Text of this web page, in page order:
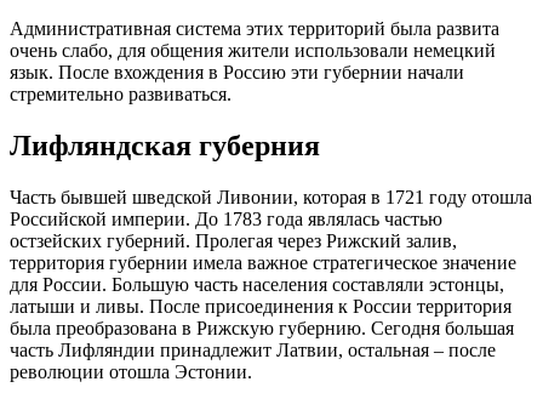
Административная система этих территорий была развита
очень слабо, для общения жители использовали немецкий
язык. После вхождения в Россию эти губернии начали
стремительно развиваться.
Лифляндская губерния
Часть бывшей шведской Ливонии, которая в 1721 году отошла
Российской империи. До 1783 года являлась частью
остзейских губерний. Пролегая через Рижский залив,
территория губернии имела важное стратегическое значение
для России. Большую часть населения составляли эстонцы,
латыши и ливы. После присоединения к России территория
была преобразована в Рижскую губернию. Сегодня большая
часть Лифляндии принадлежит Латвии, остальная – после
революции отошла Эстонии.